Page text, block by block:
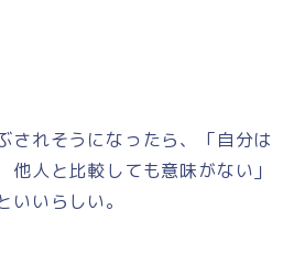
されそうになったら、
「自分は
他人と比較しても意味がない」
いいらしい。